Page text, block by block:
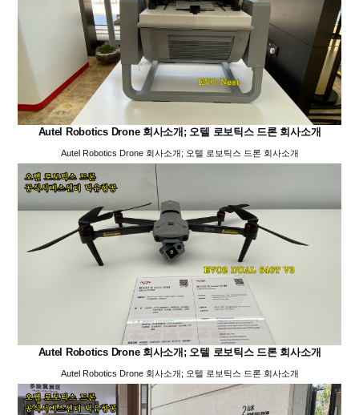
Autel Robotics Drone 회사소개; 오텔 로보틱스 드론 회사소개
Autel Robotics Drone 회사소개; 오텔 로보틱스 드론 회사소개
Autel Robotics Drone 회사소개; 오텔 로보틱스 드론 회사소개
Autel Robotics Drone 회사소개; 오텔 로보틱스 드론 회사소개